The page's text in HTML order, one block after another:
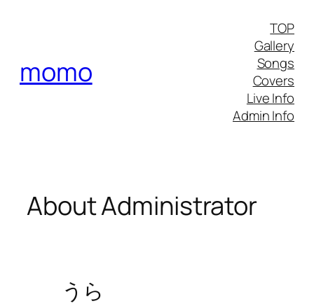
momo
TOP
Gallery
Songs
Covers
Live Info
Admin Info
About Administrator
うら